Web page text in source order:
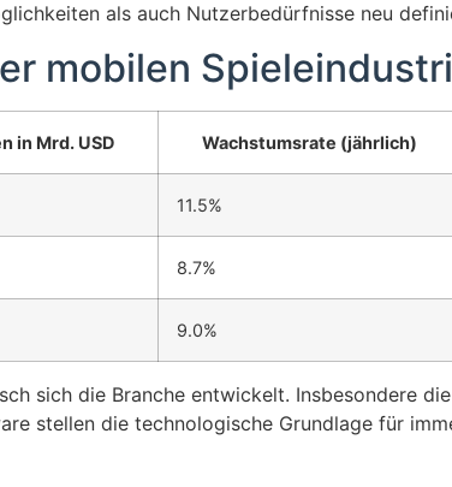
als auch Nutzerbedürfnisse neu
mobilen
in Mrd. USD Wachstumsrate (jährlich)
11.5%
8.7%
9.0%
sich die Branche entwickelt. Insbesondere
stellen die technologische Grundlage für